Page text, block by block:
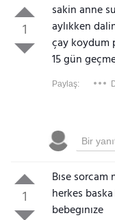
1
sakin anne
aylıkken
çay koydum
15 gün
Paylaş:
1
Bıse
herkes
bebegınıze